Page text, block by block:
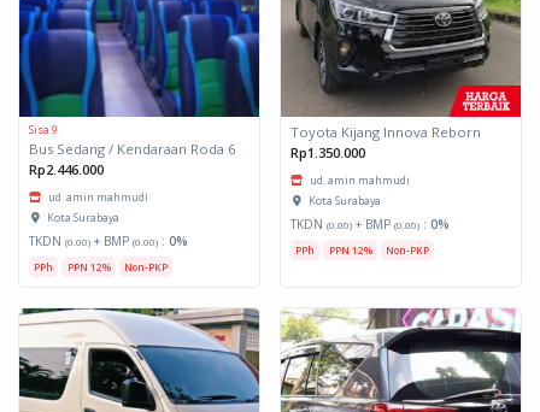
Sisa 9
Bus Sedang / Kendaraan Roda 6
Rp2.446.000
ud. amin mahmudi
Kota Surabaya
TKDN (0.00) + BMP (0.00) : 0%
PPh PPN 12% Non-PKP
Toyota Kijang Innova Reborn
Rp1.350.000
ud. amin mahmudi
Kota Surabaya
TKDN (0.00) + BMP (0.00) : 0%
PPh PPN 12% Non-PKP